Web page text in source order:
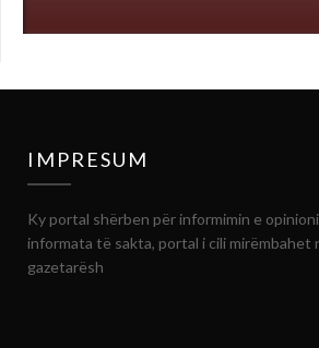
IMPRESUM
Ky portal shërben për informimin e
informata të sakta, portal i cili mirëmbahet
gazetarësh